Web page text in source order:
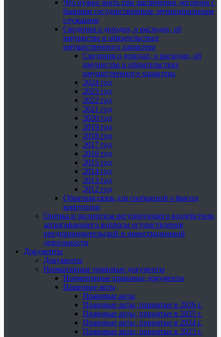
Что нужно знать при заключении договора с
бывшим государственным, муниципальным
служащим
Сведения о доходах, о расходах, об
имуществе и обязательствах
имущественного характера
Сведения о доходах, о расходах, об
имуществе и обязательствах
имущественного характера
2024 год
2023 год
2022 год
2021 год
2020 год
2019 год
2018 год
2017 год
2016 год
2015 год
2014 год
2013 год
2012 год
Обратная связь для сообщений о фактах
коррупции
Оценка и экспертиза регулирующего воздействия,
затрагивающего вопросы осуществления
предпринимательской и инвестиционной
деятельности
Документы
Документы
Нормативные правовые документы
Нормативные правовые документы
Правовые акты
Правовые акты
Правовые акты, принятые в 2026 г.
Правовые акты, принятые в 2025 г.
Правовые акты, принятые в 2024 г.
Правовые акты, принятые в 2023 г.